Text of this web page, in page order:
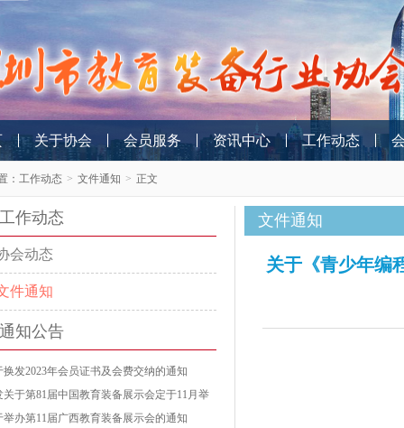
关于协会 会员服务 资讯中心 工作动态
： 工作动态 > 文件通知 > 正文
工作动态
会动态
件通知
通知公告
换发2023年会员证书及会费交纳的通知
关于第81届中国教育装备展示会定于11月举
通知
举办第11届广西教育装备展示会的通知
文件通知
关于《青少年编